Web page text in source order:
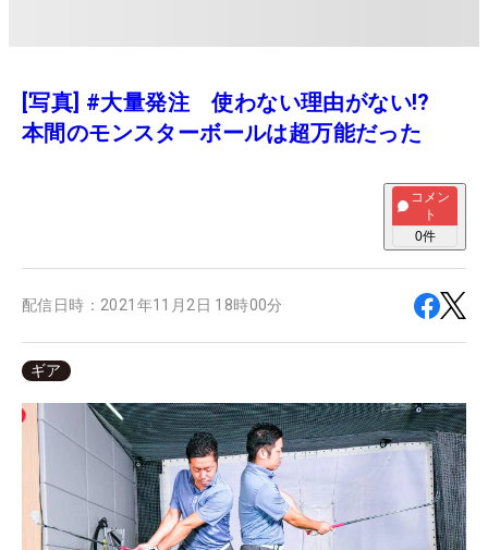
[写真] #大量発注 使わない理由がない!?
本間のモンスターボールは超万能だった
コメン
ト
0件
配信日時： 2021年11月2日 18時00分
ギア